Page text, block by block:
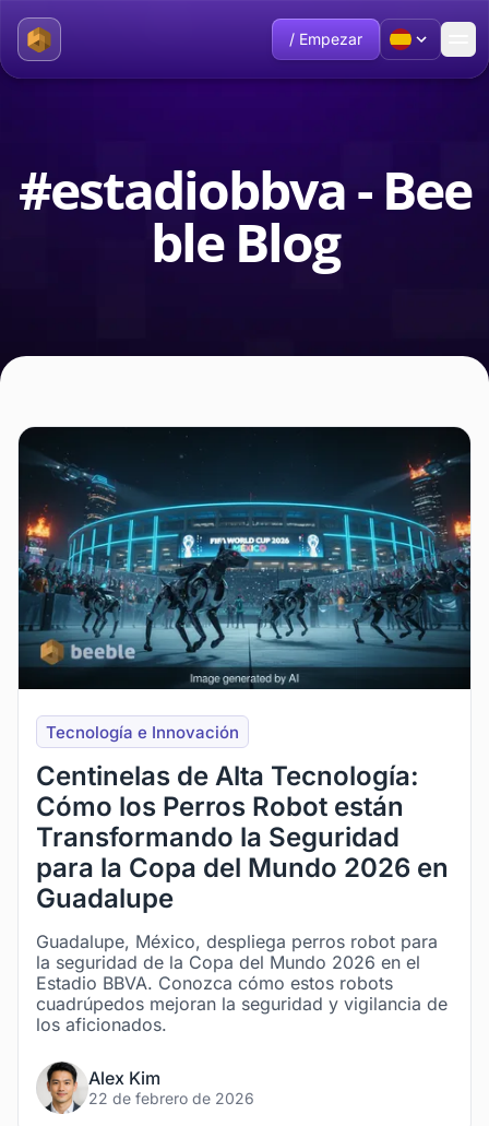
/ Empezar
#estadiobbva - Bee
ble Blog
Tecnología e Innovación
Centinelas de Alta Tecnología:
Cómo los Perros Robot están
Transformando la Seguridad
para la Copa del Mundo 2026 en
Guadalupe
Guadalupe, México, despliega perros robot para
la seguridad de la Copa del Mundo 2026 en el
Estadio BBVA. Conozca cómo estos robots
cuadrúpedos mejoran la seguridad y vigilancia de
los aficionados.
Alex Kim
22 de febrero de 2026